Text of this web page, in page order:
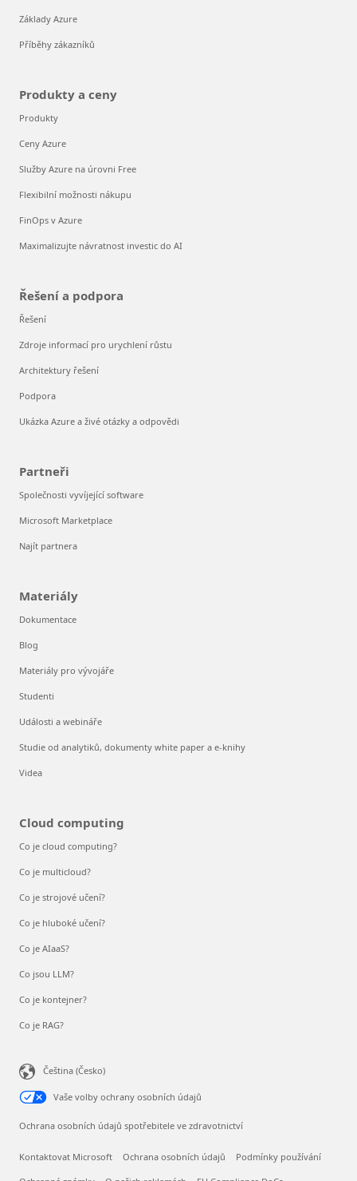
Základy Azure
Příběhy zákazníků
Produkty a ceny
Produkty
Ceny Azure
Služby Azure na úrovni Free
Flexibilní možnosti nákupu
FinOps v Azure
Maximalizujte návratnost investic do AI
Řešení a podpora
Řešení
Zdroje informací pro urychlení růstu
Architektury řešení
Podpora
Ukázka Azure a živé otázky a odpovědi
Partneři
Společnosti vyvíjející software
Microsoft Marketplace
Najít partnera
Materiály
Dokumentace
Blog
Materiály pro vývojáře
Studenti
Události a webináře
Studie od analytiků, dokumenty white paper a e-knihy
Videa
Cloud computing
Co je cloud computing?
Co je multicloud?
Co je strojové učení?
Co je hluboké učení?
Co je AIaaS?
Co jsou LLM?
Co je kontejner?
Co je RAG?
Čeština (Česko)
Vaše volby ochrany osobních údajů
Ochrana osobních údajů spotřebitele ve zdravotnictví
Kontaktovat Microsoft Ochrana osobních údajů Podmínky používání